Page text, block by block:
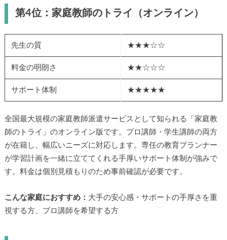
第4位：家庭教師のトライ（オンライン）
先生の質 ★★★☆☆
料金の明朗さ ★★☆☆☆
サポート体制 ★★★★★
全国最大規模の家庭教師派遣サービスとして知られる「家庭教
師のトライ」のオンライン版です。プロ講師・学生講師の両方
が在籍し、幅広いニーズに対応します。専任の教育プランナー
が学習計画を一緒に立ててくれる手厚いサポート体制が強みで
す。料金は個別見積もりのため事前確認が必要です。
こんな家庭におすすめ： 大手の安心感・サポートの手厚さを重
視する方、プロ講師を希望する方